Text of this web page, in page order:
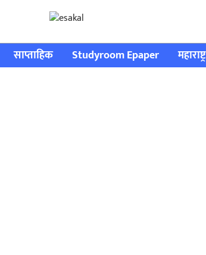
साप्ताहिक Studyroom Epaper महाराष्ट्र